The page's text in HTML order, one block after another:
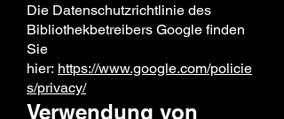
Die Datenschutzrichtlinie des
Bibliothekbetreibers Google finden
Sie
hier: https://www.google.com/policie
s/privacy/
Verwendung von